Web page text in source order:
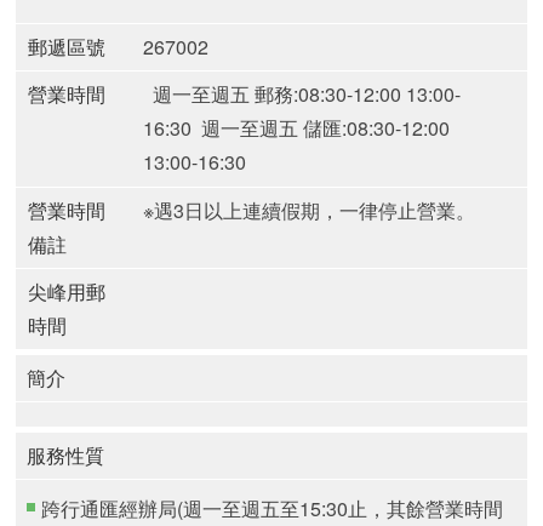
郵遞區號
267002
營業時間
週一至週五 郵務:08:30-12:00 13:00-
16:30 週一至週五 儲匯:08:30-12:00
13:00-16:30
營業時間
備註
※遇3日以上連續假期，一律停止營業。
尖峰用郵
時間
簡介
服務性質
跨行通匯經辦局(週一至週五至15:30止，其餘營業時間